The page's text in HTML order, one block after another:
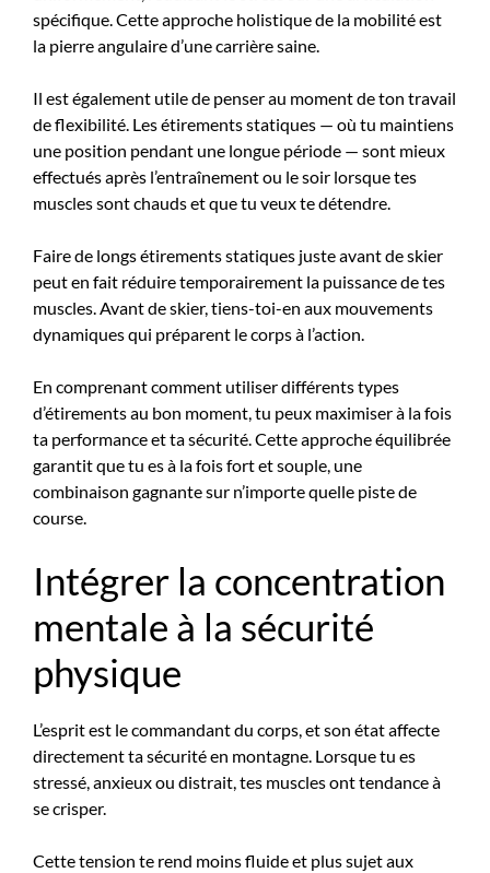
spécifique. Cette approche holistique de la mobilité est
la pierre angulaire d’une carrière saine.
Il est également utile de penser au moment de ton travail
de flexibilité. Les étirements statiques — où tu maintiens
une position pendant une longue période — sont mieux
effectués après l’entraînement ou le soir lorsque tes
muscles sont chauds et que tu veux te détendre.
Faire de longs étirements statiques juste avant de skier
peut en fait réduire temporairement la puissance de tes
muscles. Avant de skier, tiens-toi-en aux mouvements
dynamiques qui préparent le corps à l’action.
En comprenant comment utiliser différents types
d’étirements au bon moment, tu peux maximiser à la fois
ta performance et ta sécurité. Cette approche équilibrée
garantit que tu es à la fois fort et souple, une
combinaison gagnante sur n’importe quelle piste de
course.
Intégrer la concentration
mentale à la sécurité
physique
L’esprit est le commandant du corps, et son état affecte
directement ta sécurité en montagne. Lorsque tu es
stressé, anxieux ou distrait, tes muscles ont tendance à
se crisper.
Cette tension te rend moins fluide et plus sujet aux